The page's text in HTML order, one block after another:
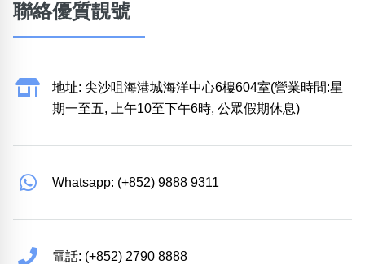
聯絡優質靚號
地址: 尖沙咀海港城海洋中心6樓604室(營業時間:星
期一至五, 上午10至下午6時, 公眾假期休息)
Whatsapp: (+852) 9888 9311
電話: (+852) 2790 8888